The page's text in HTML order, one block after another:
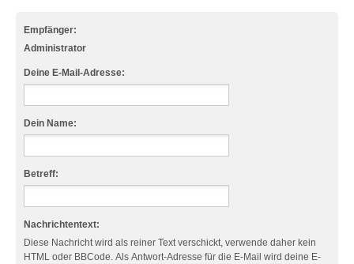
Empfänger:
Administrator
Deine E-Mail-Adresse:
Dein Name:
Betreff:
Nachrichtentext:
Diese Nachricht wird als reiner Text verschickt, verwende daher kein
HTML oder BBCode. Als Antwort-Adresse für die E-Mail wird deine E-